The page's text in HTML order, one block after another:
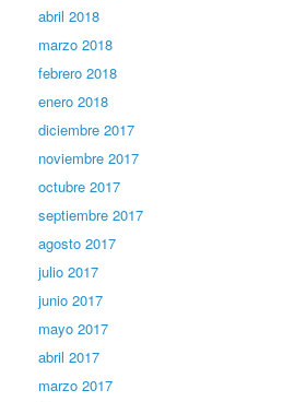
abril 2018
marzo 2018
febrero 2018
enero 2018
diciembre 2017
noviembre 2017
octubre 2017
septiembre 2017
agosto 2017
julio 2017
junio 2017
mayo 2017
abril 2017
marzo 2017